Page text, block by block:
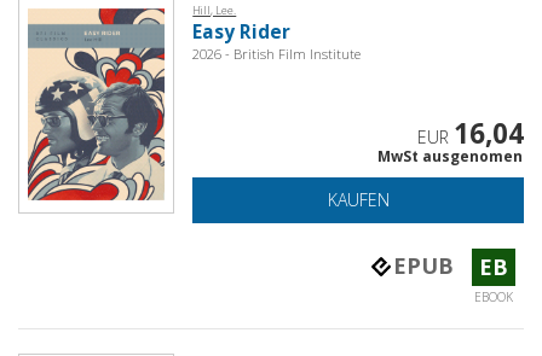
Hill, Lee.
Easy Rider
2026 - British Film Institute
EUR 16,04
MwSt ausgenomen
KAUFEN
EPUB EB
EBOOK